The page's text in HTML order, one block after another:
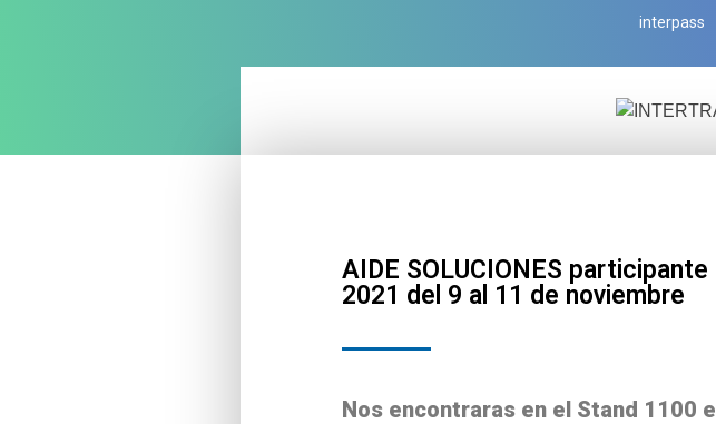
interpass
AIDE SOLUCIONES
2021 del 9 al 11 de noviembre
Nos encontraras en el Stand 1100